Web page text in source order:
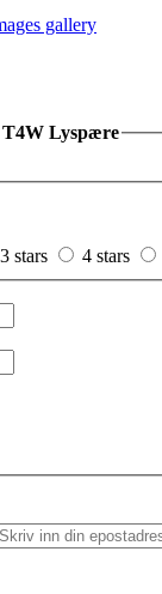
gallery
T4W Lyspære
3 stars 4 stars